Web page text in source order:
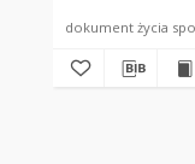
dokument życia